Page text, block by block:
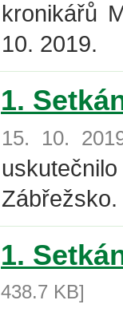
kronikářů
10. 2019.
1.
15. 10.
Zábřežsko.
1.
438.7 KB]